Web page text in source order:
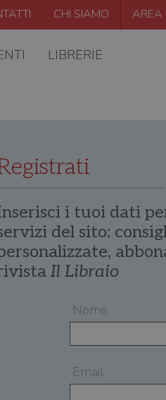
CHI SIAMO AREA
LIBRERIE
i tuoi dati
del sito:
Il Libraio
Nome
Email